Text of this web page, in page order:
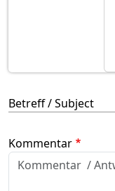
Betreff / Subject
Kommentar